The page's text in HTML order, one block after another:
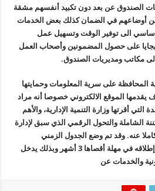
الصندوق عن بعد دون تكبيد أنفسهم مشقة
أوضاعهم في الضمان كذلك بعض الخدمات
أساسي الى توفير الوقت وتسهيل عمل
على حصول المضمونين وأصحاب العمل
مكاتب ومديريات الصندوق.
المحافظة على سرية المعلومات وحمايتها
الموقع الالكتروني خصوصا أنه مراد
أقرتها وزارة التنمية الإدارية، والأهم
الشاملة والتحول الرقمي الذي سبق لإدارة
عنه. وقد تم وضع الجدول الزمني
المناسب لإنجاز هذا المشروع وإطلاقه في مهلة أقصاها 3 أشهر وبذلك يدخل
والخدمات عن